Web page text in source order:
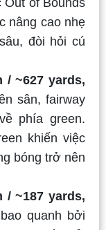
nâng cao nhẹ
đòi hỏi cú
/ ~627 yards,
sân, fairway
phía green.
khiến việc
bóng trở nên
/ ~187 yards,
quanh bởi